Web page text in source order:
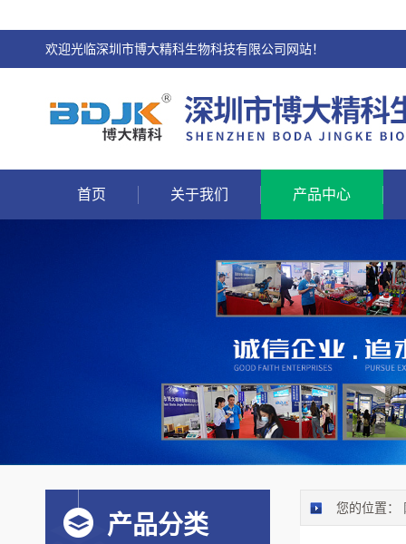
欢迎光临深圳市博大精科生物科技有限公司网站！
首页 关于我们 产品中心
产品分类
您的位置：